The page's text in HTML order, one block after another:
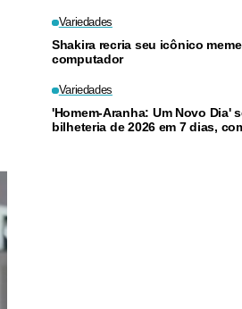
Variedades
Shakira recria seu icônico
computador
Variedades
'Homem-Aranha: Um Novo Dia'
bilheteria de 2026 em 7 dias,